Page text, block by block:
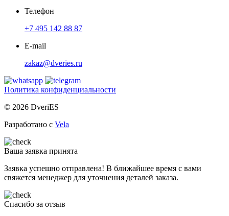
Телефон
+7 495 142 88 87
E-mail
zakaz@dveries.ru
Политика конфиденциальности
© 2026 DveriES
Разработано с Vela
Ваша заявка принята
Заявка успешно отправлена! В ближайшее время с вами
свяжется менеджер для уточнения деталей заказа.
Спасибо за отзыв